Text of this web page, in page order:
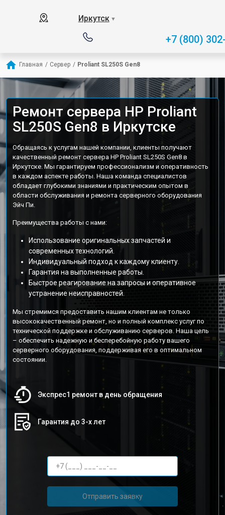
Иркутск ▼
+7 (800)
Главная / Сервер / Proliant SL250S Gen8
Ремонт сервера HP Proliant
SL250S Gen8 в Иркутске
Обращаясь к услугам нашей компании, клиенты получают
качественный ремонт сервера HP Proliant SL250S Gen8 в
Иркутске. Мы гарантируем профессионализм и оперативность
в каждом аспекте работы. Наша команда специалистов
обладает глубокими знаниями и практическим опытом в
области обслуживания и ремонта серверного оборудования
Эйч Пи.
Преимущества работы с нами:
Использование оригинальных запчастей и
современных технологий.
Индивидуальный подход к каждому клиенту.
Гарантия на выполненные работы.
Быстрое реагирование на запросы и оперативное
устранение неисправностей.
Мы стремимся предоставить нашим клиентам не только
высококачественный ремонт, но и полный комплекс услуг по
технической поддержке и обслуживанию серверов. Наша цель
– обеспечить надежную и бесперебойную работу вашего
серверного оборудования, поддерживая его в оптимальном
состоянии.
Экспрес1 ремонт в день обращения
Гарантия до 3-х лет
Отправить заявку